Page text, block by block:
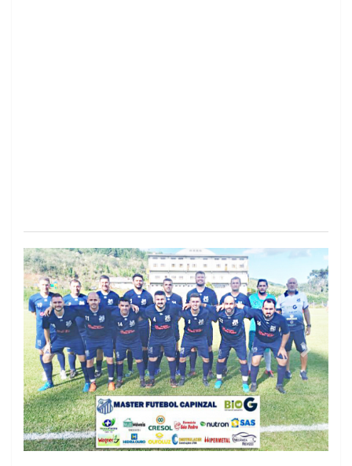
Previous Next